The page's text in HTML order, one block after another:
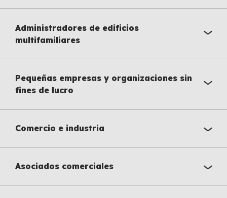
Administradores de edificios
multifamiliares
Pequeñas empresas y organizaciones sin
fines de lucro
Comercio e industria
Asociados comerciales